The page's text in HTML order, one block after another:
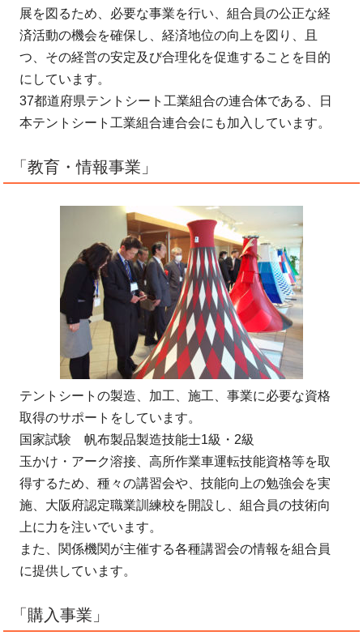
展を図るため、必要な事業を行い、組合員の公正な経
済活動の機会を確保し、経済地位の向上を図り、且
つ、その経営の安定及び合理化を促進することを目的
にしています。
37都道府県テントシート工業組合の連合体である、日
本テントシート工業組合連合会にも加入しています。
「教育・情報事業」
テントシートの製造、加工、施工、事業に必要な資格
取得のサポートをしています。
国家試験 帆布製品製造技能士1級・2級
玉かけ・アーク溶接、高所作業車運転技能資格等を取
得するため、種々の講習会や、技能向上の勉強会を実
施、大阪府認定職業訓練校を開設し、組合員の技術向
上に力を注いでいます。
また、関係機関が主催する各種講習会の情報を組合員
に提供しています。
「購入事業」